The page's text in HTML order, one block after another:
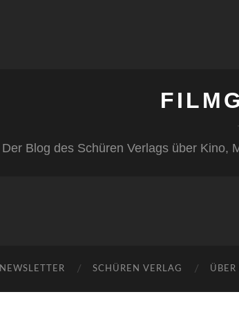
Der Blog des Schüren Verlags über Kino,
NEWSLETTER SCHÜREN VERLAG ÜBER